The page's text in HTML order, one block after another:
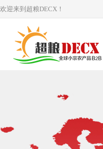
欢迎来到超粮DECX！